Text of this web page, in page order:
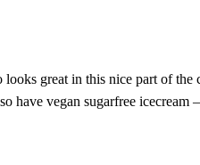
great in this nice part of the
have vegan sugarfree icecream